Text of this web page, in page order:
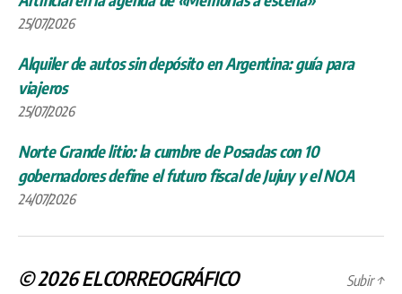
25/07/2026
Alquiler de autos sin depósito en Argentina: guía para
viajeros
25/07/2026
Norte Grande litio: la cumbre de Posadas con 10
gobernadores define el futuro fiscal de Jujuy y el NOA
24/07/2026
© 2026ELCORREOGRÁFICO Subir↑